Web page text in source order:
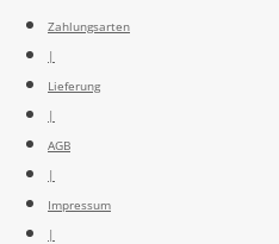
Zahlungsarten
|
Lieferung
|
AGB
|
Impressum
|